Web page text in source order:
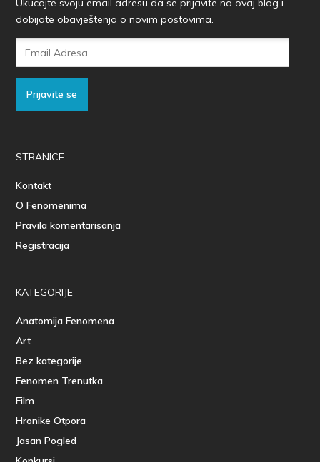
Ukucajte svoju email adresu da se prijavite na ovaj blog i
dobijate obavještenja o novim postovima.
Prijavite se
STRANICE
Kontakt
O Fenomenima
Pravila komentarisanja
Registracija
KATEGORIJE
Anatomija Fenomena
Art
Bez kategorije
Fenomen Trenutka
Film
Hronike Otpora
Jasan Pogled